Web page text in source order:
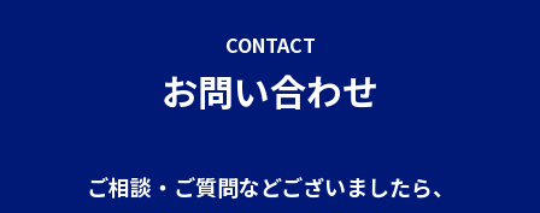
CONTACT
お問い合わせ
ご相談・ご質問などございましたら、